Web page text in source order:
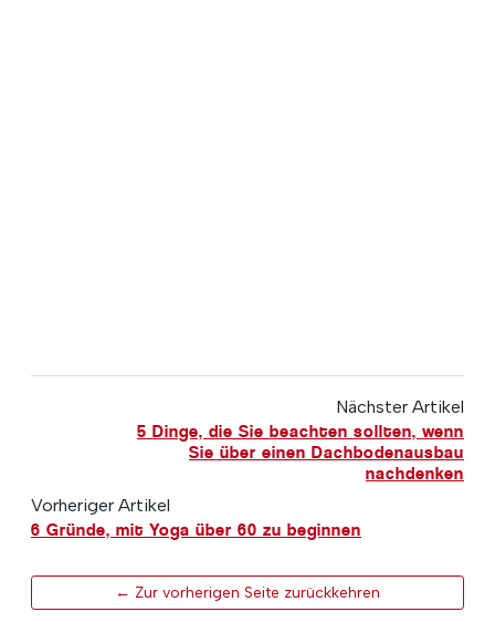
Nächster Artikel
5 Dinge, die Sie beachten sollten, wenn
Sie über einen Dachbodenausbau
nachdenken
Vorheriger Artikel
6 Gründe, mit Yoga über 60 zu beginnen
← Zur vorherigen Seite zurückkehren